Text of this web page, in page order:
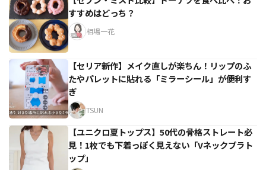
すすめはどっち？
相場一花
【セリア新作】メイク直しが楽ちん！リップのふ
たやパレットに貼れる「ミラーシール」が便利す
ぎ
TSUN
【ユニクロ夏トップス】50代の骨格ストレート必
見！1枚でも下着っぽく見えない「Vネックブラト
ップ」